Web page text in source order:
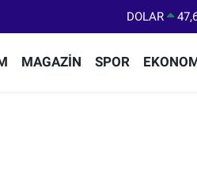
DOLAR
MAGAZİN SPOR